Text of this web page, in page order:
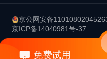
京公网安备
京ICP备14040981号-37
Copyright © 2013-2026 北京
免费试用